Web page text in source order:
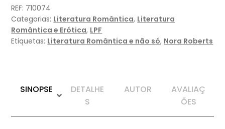
REF: 710074
Categorias: Literatura Romântica, Literatura
Romântica e Erótica, LPF
Etiquetas: Literatura Romântica e não só, Nora Roberts
SINOPSE
DETALHE
S
AUTOR
AVALIAÇ
ÕES